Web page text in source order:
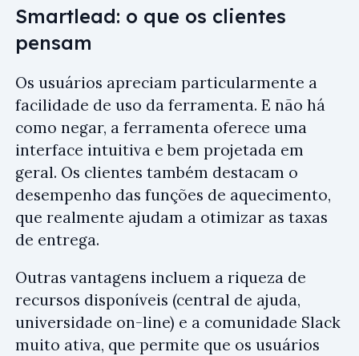
Smartlead: o que os clientes
pensam
Os usuários apreciam particularmente a
facilidade de uso da ferramenta. E não há
como negar, a ferramenta oferece uma
interface intuitiva e bem projetada em
geral. Os clientes também destacam o
desempenho das funções de aquecimento,
que realmente ajudam a otimizar as taxas
de entrega.
Outras vantagens incluem a riqueza de
recursos disponíveis (central de ajuda,
universidade on-line) e a comunidade Slack
muito ativa, que permite que os usuários